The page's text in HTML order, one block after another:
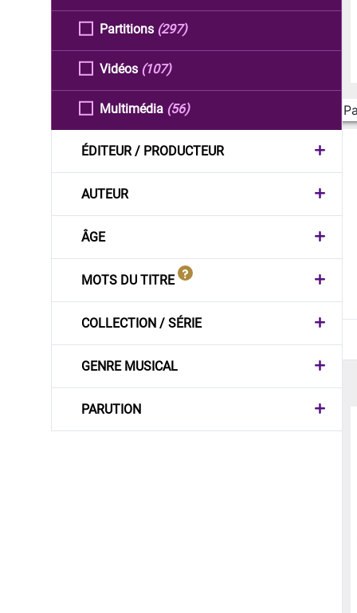
Partitions (297)
Vidéos (107)
Multimédia (56)
ÉDITEUR / PRODUCTEUR
AUTEUR
ÂGE
MOTS DU TITRE
COLLECTION / SÉRIE
GENRE MUSICAL
PARUTION